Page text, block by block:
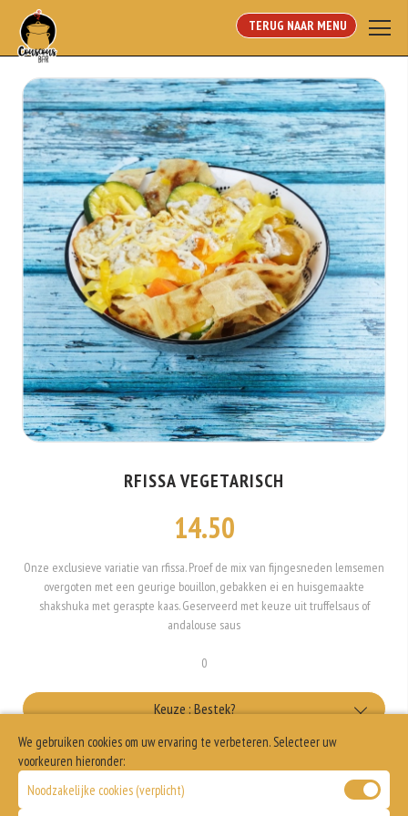
TERUG NAAR MENU
RFISSA VEGETARISCH
14.50
Onze exclusieve variatie van rfissa. Proef de mix van fijngesneden lemsemen
overgoten met een geurige bouillon, gebakken ei en huisgemaakte
shakshuka met geraspte kaas. Geserveerd met keuze uit truffelsaus of
andalouse saus
0
Keuze : Bestek?
met bestek
+€0.25
We gebruiken cookies om uw ervaring te verbeteren. Selecteer uw
voorkeuren hieronder:
Noodzakelijke cookies (verplicht)